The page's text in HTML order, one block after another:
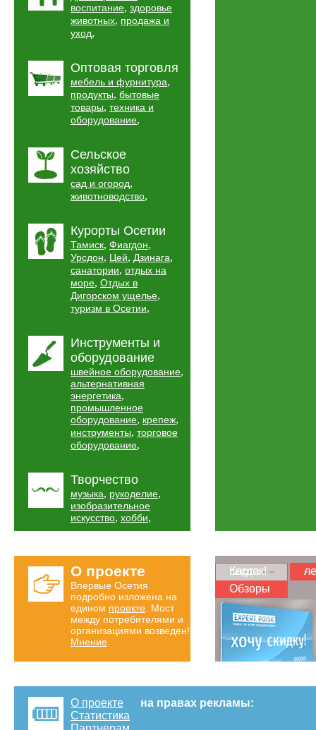
воспитание, здоровье
животных, продажа и
уход,
Оптовая торговля
мебель и фурнитура,
продукты, бытовые
товары, техника и
оборудование,
Сельское
хозяйство
сад и огород,
животноводство,
Курорты Осетии
Тамиск, Фиагдон,
Урсдон, Цей, Дзинага,
санатории, отдых на
море, Отдых в
Дигорском ущелье,
туризм в Осетии,
Инструменты и
оборудование
швейное оборудование,
альтернативная
энергетика,
промышленное
оборудование, крепеж,
инструменты, торговое
оборудование,
Творчество
музыка, рукоделие,
изобразительное
искусство, хобби,
О проекте
Впервые Осетия
подробно изложена на
едином проекте . Мост
между потребителями и
организациями возведен!
Мнение
Карта скидок!
Обзоры
О проекте
Статистика
на правах рекламы: